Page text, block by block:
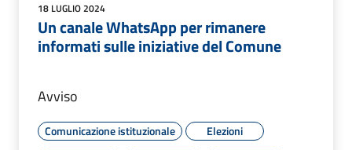
18 LUGLIO 2024
Un canale WhatsApp per rimanere
informati sulle iniziative del Comune
Avviso
Comunicazione istituzionale
Elezioni